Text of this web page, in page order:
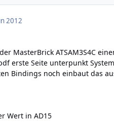
2012
MasterBrick ATSAM3S4C
erste Seite unterpunkt
Bindings noch einbaut das
Wert in AD15